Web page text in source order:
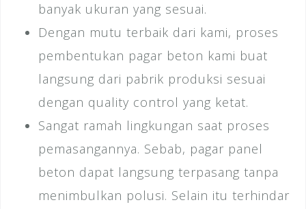
banyak ukuran yang sesuai.
Dengan mutu terbaik dari kami, proses
pembentukan pagar beton kami buat
langsung dari pabrik produksi sesuai
dengan quality control yang ketat.
Sangat ramah lingkungan saat proses
pemasangannya. Sebab, pagar panel
beton dapat langsung terpasang tanpa
menimbulkan polusi. Selain itu terhindar